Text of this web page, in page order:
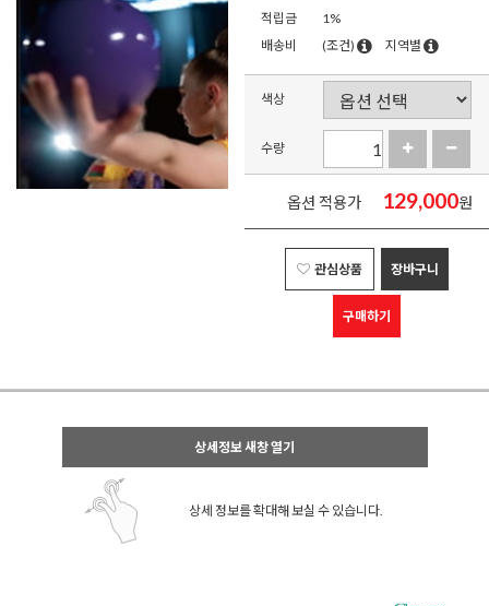
적립금
1%
배송비
(조건) 지역별
색상
수량
옵션 적용가 129,000원
관심상품 장바구니
구매하기
상세정보 새창 열기
상세 정보를 확대해 보실 수 있습니다.